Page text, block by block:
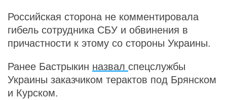
Российская сторона не комментировала
гибель сотрудника СБУ и обвинения в
причастности к этому со стороны Украины.
Ранее Бастрыкин назвал спецслужбы
Украины заказчиком терактов под Брянском
и Курском.